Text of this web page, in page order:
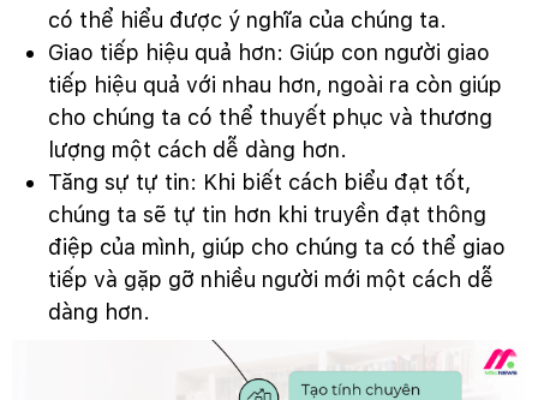
có thể hiểu được ý nghĩa của chúng ta.
Giao tiếp hiệu quả hơn: Giúp con người giao
tiếp hiệu quả với nhau hơn, ngoài ra còn giúp
cho chúng ta có thể thuyết phục và thương
lượng một cách dễ dàng hơn.
Tăng sự tự tin: Khi biết cách biểu đạt tốt,
chúng ta sẽ tự tin hơn khi truyền đạt thông
điệp của mình, giúp cho chúng ta có thể giao
tiếp và gặp gỡ nhiều người mới một cách dễ
dàng hơn.